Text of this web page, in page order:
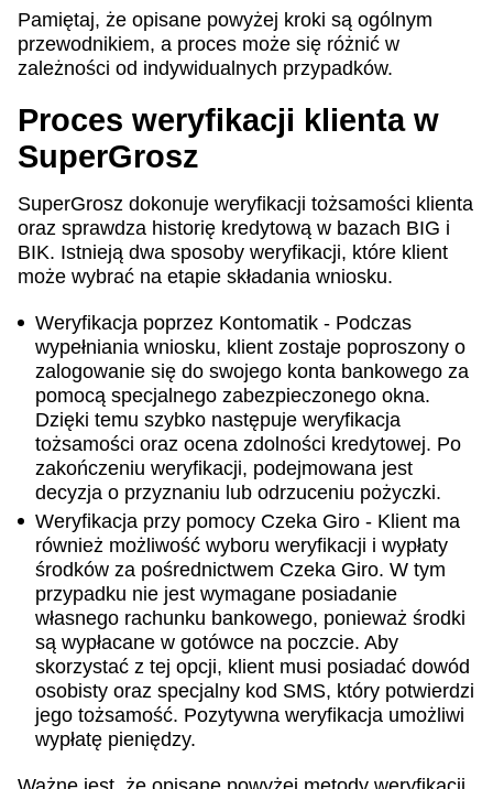
Pamiętaj, że opisane powyżej kroki są ogólnym
przewodnikiem, a proces może się różnić w
zależności od indywidualnych przypadków.
Proces weryfikacji klienta w
SuperGrosz
SuperGrosz dokonuje weryfikacji tożsamości klienta
oraz sprawdza historię kredytową w bazach BIG i
BIK. Istnieją dwa sposoby weryfikacji, które klient
może wybrać na etapie składania wniosku.
Weryfikacja poprzez Kontomatik - Podczas
wypełniania wniosku, klient zostaje poproszony o
zalogowanie się do swojego konta bankowego za
pomocą specjalnego zabezpieczonego okna.
Dzięki temu szybko następuje weryfikacja
tożsamości oraz ocena zdolności kredytowej. Po
zakończeniu weryfikacji, podejmowana jest
decyzja o przyznaniu lub odrzuceniu pożyczki.
Weryfikacja przy pomocy Czeka Giro - Klient ma
również możliwość wyboru weryfikacji i wypłaty
środków za pośrednictwem Czeka Giro. W tym
przypadku nie jest wymagane posiadanie
własnego rachunku bankowego, ponieważ środki
są wypłacane w gotówce na poczcie. Aby
skorzystać z tej opcji, klient musi posiadać dowód
osobisty oraz specjalny kod SMS, który potwierdzi
jego tożsamość. Pozytywna weryfikacja umożliwi
wypłatę pieniędzy.